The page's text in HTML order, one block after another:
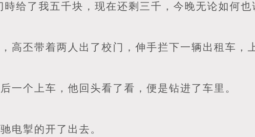
時给了我五千块，现在还剩三千，今晚无论如何也
高丕带着两人出了校门，伸手拦下一辆出租车，
一个上车，他回头看了看，便是钻进了车里。
电掣的开了出去。